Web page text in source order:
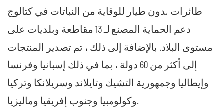
طائرات بدون طيار للوقاية من النباتات في كتالوج
دعم الحماية المصنع لـ 13 مقاطعة وبلديات على
مستوى البلاد. بالإضافة إلى ذلك ، تم تصدير المنتجات
إلى أكثر من 60 دولة ، بما في ذلك إسبانيا وفرنسا
وإيطاليا وجمهورية التشيك وتايلاند وسريلانكا وتركيا
وكولومبيا وجنوب إفريقيا وماليزيا.